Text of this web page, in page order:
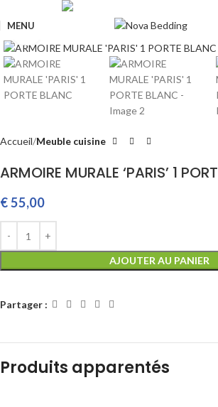
MENU Cliquez pour agrandir
Accueil Meuble cuisine
ARMOIRE MURALE ‘PARIS’ 1
€55,00
AJOUTER AU PANIER
Partager :
Produits apparentés